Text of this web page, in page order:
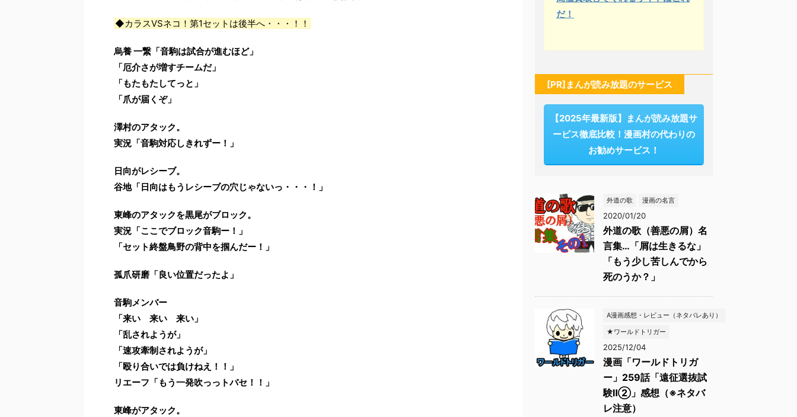
◆カラスVSネコ！第1セットは後半へ・・・！！
烏養 一繋「音駒は試合が進むほど」
「厄介さが増すチームだ」
「もたもたしてっと」
「爪が届くぞ」
澤村のアタック。
実況「音駒対応しきれずー！」
日向がレシーブ。
谷地「日向はもうレシーブの穴じゃないっ・・・！」
東峰のアタックを黒尾がブロック。
実況「ここでブロック音駒ー！」
「セット終盤鳥野の背中を掴んだー！」
孤爪研磨「良い位置だったよ」
音駒メンバー
「来い 来い 来い」
「乱されようが」
「速攻牽制されようが」
「殴り合いでは負けねえ！！」
リエーフ「もう一発吹っっトバセ！！」
東峰がアタック。
だ！
[PR]まんが読み放題のサービス
【2025年最新版】まんが読み放題サ
ービス徹底比較！漫画村の代わりの
お勧めサービス！
外道の歌 漫画の名言
2020/01/20
外道の歌（善悪の屑）名
言集…「屑は生きるな」
「もう少し苦しんでから
死のうか？」
A漫画感想・レビュー（ネタバレあり）
★ワールドトリガー
2025/12/04
漫画「ワールドトリガ
ー」259話「遠征選抜試
験Ⅱ②」感想（※ネタバ
レ注意）